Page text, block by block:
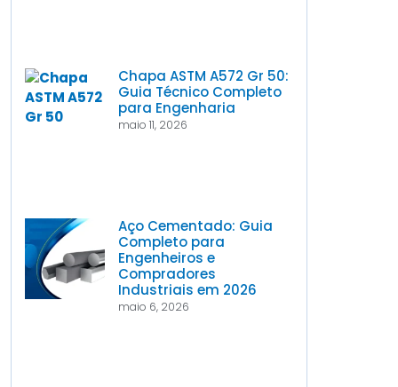
Chapa ASTM A572 Gr 50:
Guia Técnico Completo
para Engenharia
maio 11, 2026
Aço Cementado: Guia
Completo para
Engenheiros e
Compradores
Industriais em 2026
maio 6, 2026